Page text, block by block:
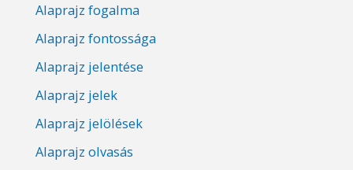
Alaprajz fogalma
Alaprajz fontossága
Alaprajz jelentése
Alaprajz jelek
Alaprajz jelölések
Alaprajz olvasás